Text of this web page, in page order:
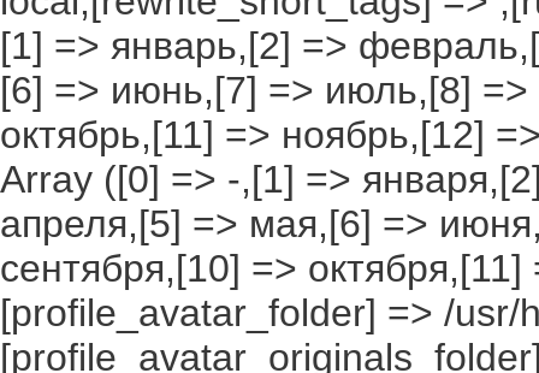
[1] => январь,[2] =>
[6] => июнь,[7] => июль,[8] =>
октябрь,[11] => ноябрь,[12]
Array ([0] => -,[1] =>
апреля,[5] => мая,[6] =>
сентября,[10] =>
[profile_avatar_folder] => /